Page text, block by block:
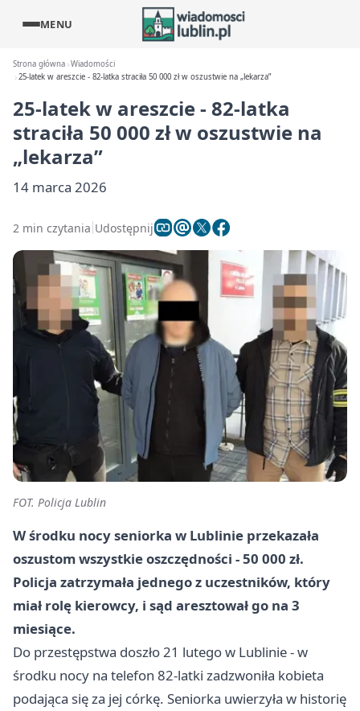
MENU
Strona główna Wiadomości
25-latek w areszcie - 82-latka straciła 50 000 zł w oszustwie na „lekarza”
25-latek w areszcie - 82-latka
straciła 50 000 zł w oszustwie na
„lekarza”
14 marca 2026
2 min czytania Udostępnij
FOT. Policja Lublin
W środku nocy seniorka w Lublinie przekazała
oszustom wszystkie oszczędności - 50 000 zł.
Policja zatrzymała jednego z uczestników, który
miał rolę kierowcy, i sąd aresztował go na 3
miesiące.
Do przestępstwa doszło 21 lutego w Lublinie - w
środku nocy na telefon 82-latki zadzwoniła kobieta
podająca się za jej córkę. Seniorka uwierzyła w historię